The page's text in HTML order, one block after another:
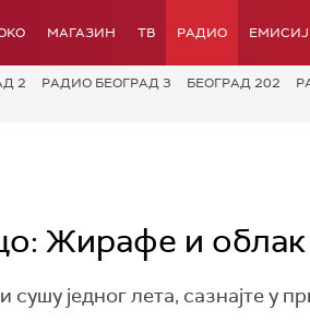
МАГАЗИН ТВ РАДИО
2 РАДИО БЕОГРАД 3 БЕОГРАД 202
Жирафе и облак
једног лета, сазнајте у